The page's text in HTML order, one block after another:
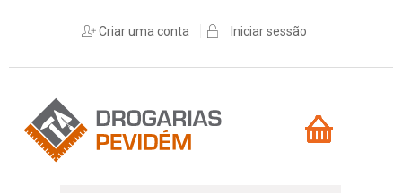
Criar uma conta Iniciar sessão